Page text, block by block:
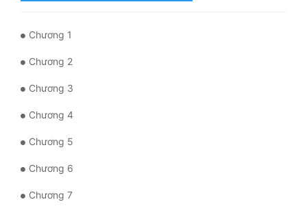
Ngược
Nữ Cường
Nữ Phụ
Phong Thủy - Tâm Linh
Phương Tây
Phản Phái
Quan Trường
Chương 1
Chương 2
Chương 3
Chương 4
Chương 5
Chương 6
Chương 7